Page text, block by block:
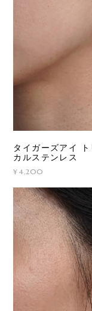
タイガーズアイ
カルステンレス
¥4,200